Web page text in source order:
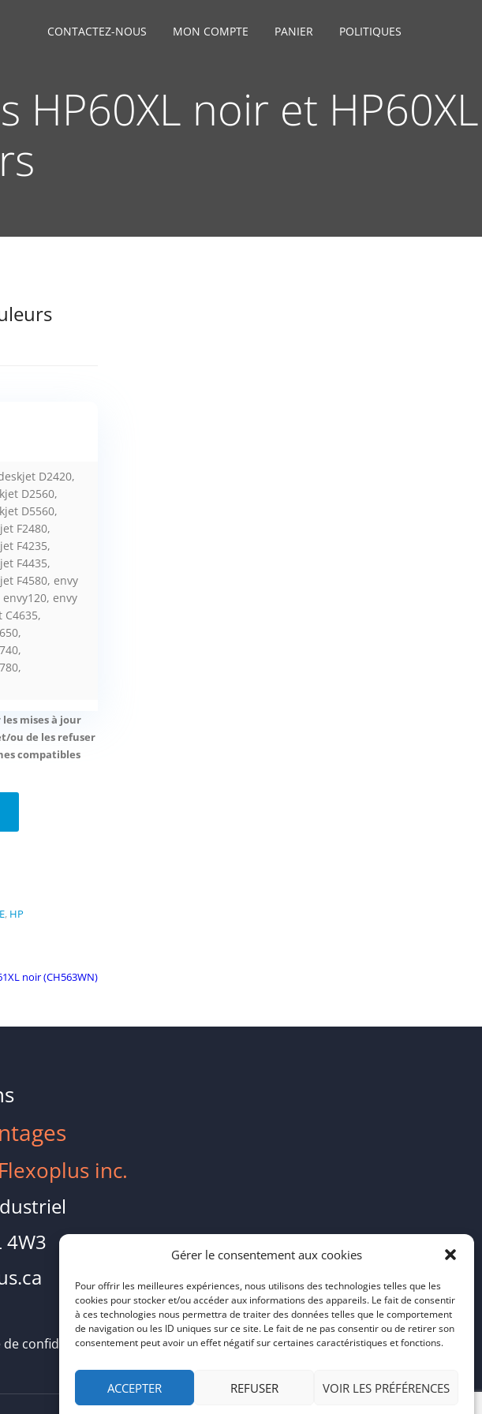
Gérer le consentement aux cookies
Pour offrir les meilleures expériences, nous utilisons des technologies telles que les
cookies pour stocker et/ou accéder aux informations des appareils. Le fait de consentir
à ces technologies nous permettra de traiter des données telles que le comportement
de navigation ou les ID uniques sur ce site. Le fait de ne pas consentir ou de retirer son
consentement peut avoir un effet négatif sur certaines caractéristiques et fonctions.
ACCEPTER REFUSER VOIR LES PRÉFÉRENCES
CONTACTEZ-NOUS MON COMPTE PANIER POLITIQUES
HP60XL noir et HP60XL
D2420,
D2560,
D5560,
F2480,
F4235,
F4435,
F4580, envy
envy
C4635,
mises à jour
ou de les refuser
compatibles
, HP
noir (CH563WN)
inc.
4W3
de confidentialité